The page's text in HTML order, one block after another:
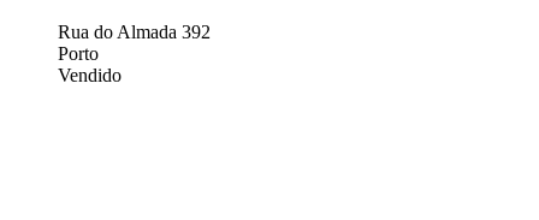
Rua do Almada 392
Porto
Vendido